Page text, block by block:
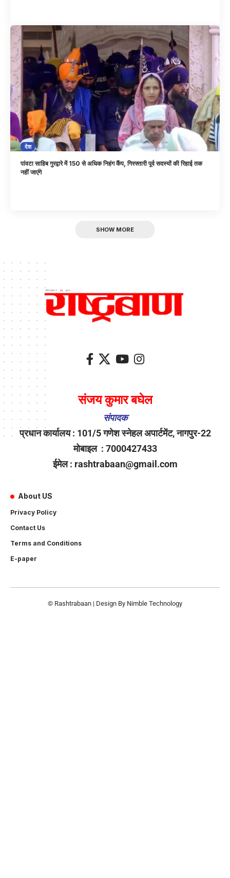
देश
पांवटा साहिब गुरद्वारे में 150 से अधिक निहंग कैंप, गिरफ्तारी पूर्व सदस्यों की रिहाई तक
नहीं जाएंगे
SHOW MORE
संजय कुमार बघेल
संपादक
प्रधान कार्यालय : 101/5 गणेश स्नेहल अपार्टमेंट, नागपुर-22
मोबाइल : 7000427433
ईमेल : rashtrabaan@gmail.com
About US
Privacy Policy
Contact Us
Terms and Conditions
E-paper
© Rashtrabaan | Design By Nimble Technology